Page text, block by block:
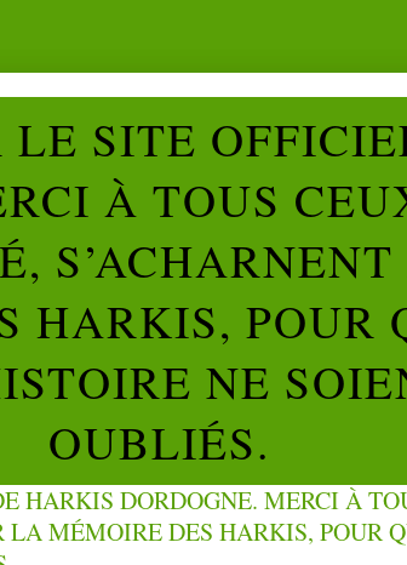
SITE
À TOUS
HARKIS, POUR
NE
OUBLIÉS.